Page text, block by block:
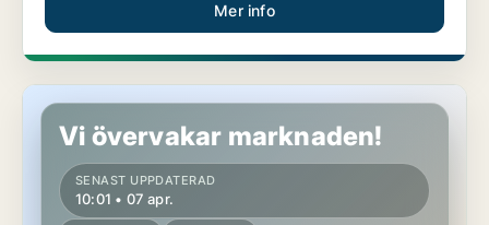
Mer info
Butikslokal i Uppsala
Vi övervakar marknaden!
SENAST UPPDATERAD
10:01 • 07 apr.